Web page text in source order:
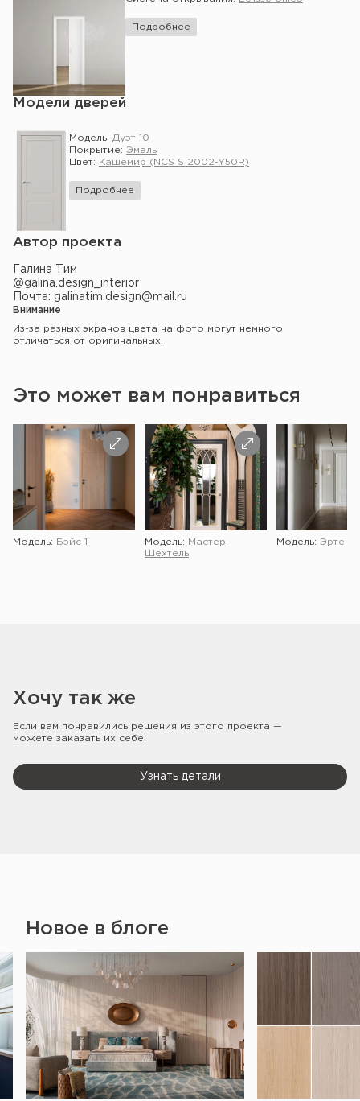
Подробнее
Модели дверей
Модель: Дуэт 10
Покрытие: Эмаль
Цвет:
Кашемир (NCS S 2002-Y50R)
Подробнее
Автор проекта
Галина Тим
@galina.design_interior
Почта: galinatim.design@mail.ru
Внимание
Из-за разных экранов цвета на фото могут немного
отличаться от оригинальных.
Это может вам понравиться
Модель: Бэйс 1 Модель:
Мастер
Шехтель
Модель: Эрте 2
Хочу так же
Если вам понравились решения из этого проекта —
можете заказать их себе.
Узнать детали
Новое в блоге